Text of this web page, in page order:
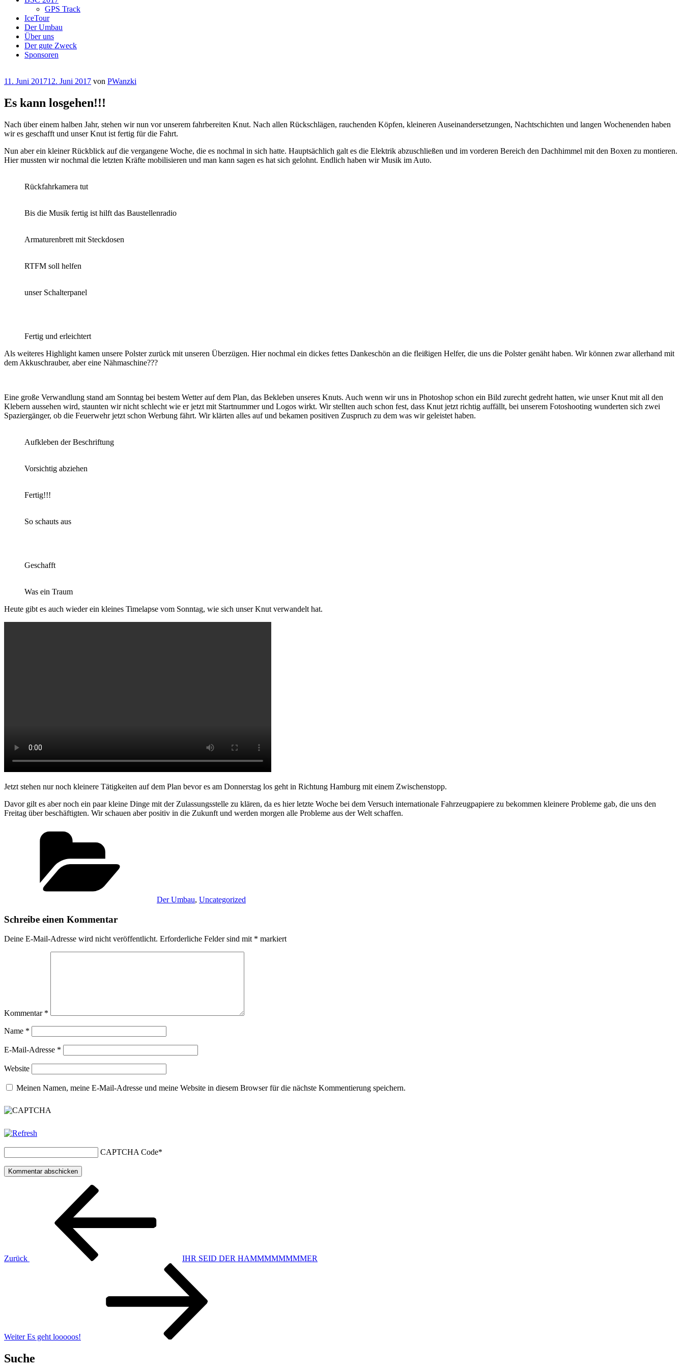
GPS Track
IceTour
Der Umbau
Über uns
Der gute Zweck
Sponsoren
Veröffentlicht
11. Juni 201712. Juni 2017 von PWanzki
Es kann losgehen!!!
Nach über einem halben Jahr, stehen wir nun vor unserem fahrbereiten Knut. Nach allen Rückschlägen, rauchenden Köpfen, kleineren Auseinandersetzungen, Nachtschichten und langen Wochenenden haben
wir es geschafft und unser Knut ist fertig für die Fahrt.
Nun aber ein kleiner Rückblick auf die vergangene Woche, die es nochmal in sich hatte. Hauptsächlich galt es die Elektrik abzuschließen und im vorderen Bereich den Dachhimmel mit den Boxen zu montieren.
Hier mussten wir nochmal die letzten Kräfte mobilisieren und man kann sagen es hat sich gelohnt. Endlich haben wir Musik im Auto.
Rückfahrkamera tut
Bis die Musik fertig ist hilft das Baustellenradio
Armaturenbrett mit Steckdosen
RTFM soll helfen
unser Schalterpanel
Fertig und erleichtert
Als weiteres Highlight kamen unsere Polster zurück mit unseren Überzügen. Hier nochmal ein dickes fettes Dankeschön an die fleißigen Helfer, die uns die Polster genäht haben. Wir können zwar allerhand mit
dem Akkuschrauber, aber eine Nähmaschine???
Eine große Verwandlung stand am Sonntag bei bestem Wetter auf dem Plan, das Bekleben unseres Knuts. Auch wenn wir uns in Photoshop schon ein Bild zurecht gedreht hatten, wie unser Knut mit all den
Klebern aussehen wird, staunten wir nicht schlecht wie er jetzt mit Startnummer und Logos wirkt. Wir stellten auch schon fest, dass Knut jetzt richtig auffällt, bei unserem Fotoshooting wunderten sich zwei
Spaziergänger, ob die Feuerwehr jetzt schon Werbung fährt. Wir klärten alles auf und bekamen positiven Zuspruch zu dem was wir geleistet haben.
Aufkleben der Beschriftung
Vorsichtig abziehen
Fertig!!!
So schauts aus
Geschafft
Was ein Traum
Heute gibt es auch wieder ein kleines Timelapse vom Sonntag, wie sich unser Knut verwandelt hat.
Jetzt stehen nur noch kleinere Tätigkeiten auf dem Plan bevor es am Donnerstag los geht in Richtung Hamburg mit einem Zwischenstopp.
Davor gilt es aber noch ein paar kleine Dinge mit der Zulassungsstelle zu klären, da es hier letzte Woche bei dem Versuch internationale Fahrzeugpapiere zu bekommen kleinere Probleme gab, die uns den
Freitag über beschäftigten. Wir schauen aber positiv in die Zukunft und werden morgen alle Probleme aus der Welt schaffen.
Der Umbau, Uncategorized
Schreibe einen Kommentar
Deine E-Mail-Adresse wird nicht veröffentlicht. Erforderliche Felder sind mit * markiert
Kommentar *
Name *
E-Mail-Adresse *
Website
Meinen Namen, meine E-Mail-Adresse und meine Website in diesem Browser für die nächste Kommentierung speichern.
CAPTCHA Code*
Beitragsnavigation
Zurück
IHR SEID DER HAMMMMMMMMER
Weiter Es geht looooos!
Suche